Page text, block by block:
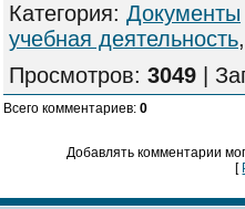
Категория: Документы
учебная деятельность
Просмотров: 3049
Всего комментариев: 0
Добавлять комментарии
[